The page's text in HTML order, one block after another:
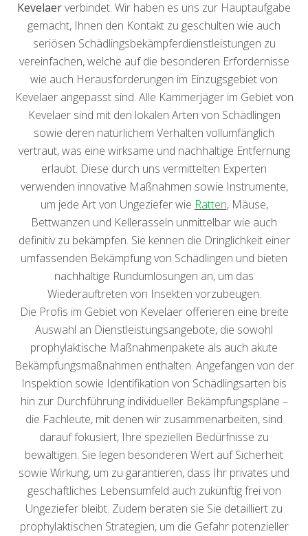
Kevelaerverbindet. Wir haben es uns zur Hauptaufgabe
gemacht, Ihnen den Kontakt zu geschulten wie auch
seriösen Schädlingsbekämpferdienstleistungen zu
vereinfachen, welche auf die besonderen Erfordernisse
wie auch Herausforderungen im Einzugsgebiet von
Kevelaer angepasst sind. Alle Kammerjäger im Gebiet von
Kevelaer sind mit den lokalen Arten von Schädlingen
sowie deren natürlichem Verhalten vollumfänglich
vertraut, was eine wirksame und nachhaltige Entfernung
erlaubt. Diese durch uns vermittelten Experten
verwenden innovative Maßnahmen sowie Instrumente,
um jede Art von Ungeziefer wie Ratten, Mäuse,
Bettwanzen und Kellerasseln unmittelbar wie auch
definitiv zu bekämpfen. Sie kennen die Dringlichkeit einer
umfassenden Bekämpfung von Schädlingen und bieten
nachhaltige Rundumlösungen an, um das
Wiederauftreten von Insekten vorzubeugen.
Die Profis im Gebiet von Kevelaer offerieren eine breite
Auswahl an Dienstleistungsangebote, die sowohl
prophylaktische Maßnahmenpakete als auch akute
Bekämpfungsmaßnahmen enthalten. Angefangen von der
Inspektion sowie Identifikation von Schädlingsarten bis
hin zur Durchführung individueller Bekämpfungspläne –
die Fachleute, mit denen wir zusammenarbeiten, sind
darauf fokusiert, Ihre speziellen Bedürfnisse zu
bewältigen. Sie legen besonderen Wert auf Sicherheit
sowie Wirkung, um zu garantieren, dass Ihr privates und
geschäftliches Lebensumfeld auch zukünftig frei von
Ungeziefer bleibt. Zudem beraten sie Sie detailliert zu
prophylaktischen Strategien, um die Gefahr potenzieller